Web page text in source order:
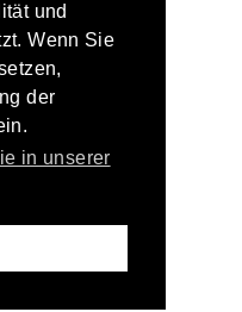
und
Wenn Sie
der
in unserer